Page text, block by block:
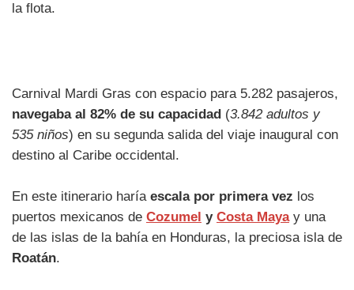
la flota.
Carnival Mardi Gras con espacio para 5.282 pasajeros,
navegaba al 82% de su capacidad (3.842 adultos y
535 niños) en su segunda salida del viaje inaugural con
destino al Caribe occidental.
En este itinerario haría escala por primera vez los
puertos mexicanos de Cozumel y Costa Mayay una
de las islas de la bahía en Honduras, la preciosa isla de
Roatán.